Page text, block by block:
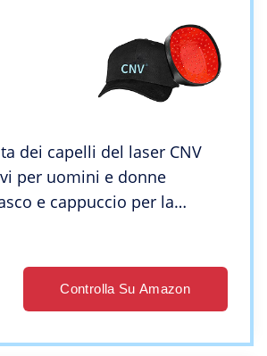
dei capelli del laser CNV
per uomini e donne
e cappuccio per la
Black 108D
Controlla Su Amazon